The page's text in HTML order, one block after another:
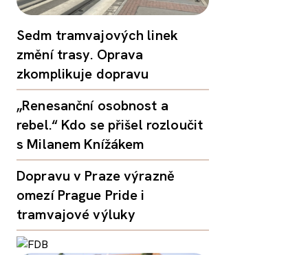
Sedm tramvajových linek
změní trasy. Oprava
zkomplikuje dopravu
„Renesanční osobnost a
rebel.“ Kdo se přišel rozloučit
s Milanem Knížákem
Dopravu v Praze výrazně
omezí Prague Pride i
tramvajové výluky